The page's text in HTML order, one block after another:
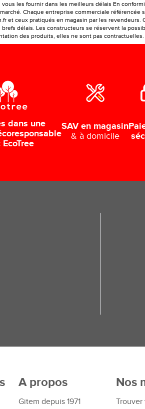
les fournir dans les meilleurs délais En
Chaque entreprise commerciale
et ceux pratiqués en magasin par les
délais. Les constructeurs se réservent la
des produits, elles ne sont pas
dans une
SAV en magasin
& à domicile
A propos
Gitem depuis 1971
Nos
Trouver